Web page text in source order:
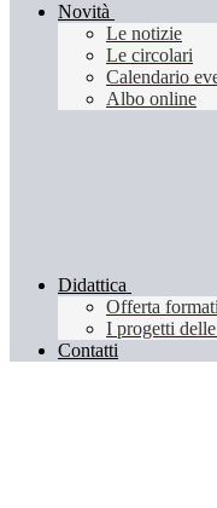
Novità
Le notizie
Le circolari
Calendario
Albo online
Didattica
Offerta
I progetti
Contatti